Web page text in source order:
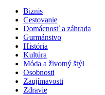
Biznis
Cestovanie
Domácnosť a záhrada
Gurmánstvo
História
Kultúra
Móda a životný štýl
Osobnosti
Zaujímavosti
Zdravie